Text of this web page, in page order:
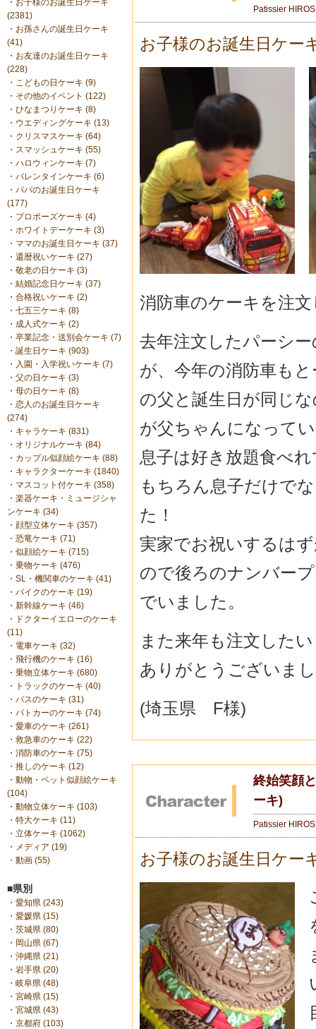
・ お子様のお誕生日ケーキ
(2381)
・ お孫さんの誕生日ケーキ
(41)
・ お友達のお誕生日ケーキ
(228)
・ こどもの日ケーキ (9)
・ その他のイベント (122)
・ ひなまつりケーキ (8)
・ ウエディングケーキ (13)
・ クリスマスケーキ (64)
・ スマッシュケーキ (55)
・ ハロウィンケーキ (7)
・ バレンタインケーキ (6)
・ パパのお誕生日ケーキ
(177)
・ プロポーズケーキ (4)
・ ホワイトデーケーキ (3)
・ ママのお誕生日ケーキ (37)
・ 還暦祝いケーキ (27)
・ 敬老の日ケーキ (3)
・ 結婚記念日ケーキ (37)
・ 合格祝いケーキ (2)
・ 七五三ケーキ (8)
・ 成人式ケーキ (2)
・ 卒業記念・送別会ケーキ (7)
・ 誕生日ケーキ (903)
・ 入園・入学祝いケーキ (7)
・ 父の日ケーキ (3)
・ 母の日ケーキ (8)
・ 恋人のお誕生日ケーキ
(274)
・ キャラケーキ (831)
・ オリジナルケーキ (84)
・ カップル似顔絵ケーキ (88)
・ キャラクターケーキ (1840)
・ マスコット付ケーキ (358)
・ 楽器ケーキ・ミュージシャ
ンケーキ (34)
・ 顔型立体ケーキ (357)
・ 恐竜ケーキ (71)
・ 似顔絵ケーキ (715)
・ 乗物ケーキ (476)
・ SL・機関車のケーキ (41)
・ バイクのケーキ (19)
・ 新幹線ケーキ (46)
・
ドクターイエローのケーキ
(11)
・ 電車ケーキ (32)
・ 飛行機のケーキ (16)
・ 乗物立体ケーキ (680)
・
トラックのケーキ (40)
・ バスのケーキ (31)
・ パトカーのケーキ (74)
・ 愛車のケーキ (261)
・ 救急車のケーキ (22)
・ 消防車のケーキ (75)
・ 推しのケーキ (12)
・ 動物・ペット似顔絵ケーキ
(104)
・ 動物立体ケーキ (103)
・ 特大ケーキ (11)
・ 立体ケーキ (1062)
・ メディア (19)
・ 動画 (55)
■県別
・ 愛知県 (243)
・ 愛媛県 (15)
・ 茨城県 (80)
・ 岡山県 (67)
・ 沖縄県 (21)
・ 岩手県 (20)
・ 岐阜県 (48)
・ 宮崎県 (15)
・ 宮城県 (43)
・ 京都府 (103)
Patissier
お子様のお誕生日ケー
消防車のケーキを注
去年注文したパーシ
が、今年の消防車も
の父と誕生日が同じ
が父ちゃんになって
息子は好き放題食べ
もちろん息子だけで
た！
実家でお祝いするは
ので後ろのナンバー
でいました。
また来年も注文した
ありがとうございま
(埼玉県 F様)
終始笑顔
ーキ)
Patissier
お子様のお誕生日ケー